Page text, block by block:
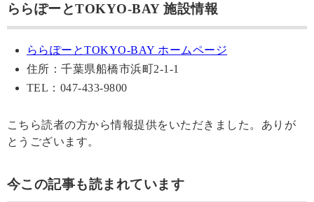
ららぽーとTOKYO-BAY 施設情報
ららぽーとTOKYO-BAY ホームページ
住所：千葉県船橋市浜町2-1-1
TEL：047-433-9800
こちら読者の方から情報提供をいただきました。ありが
とうございます。
今この記事も読まれています